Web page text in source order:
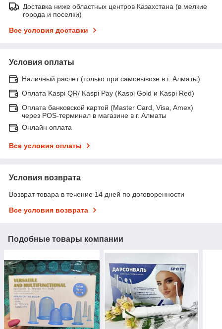
Доставка ниже областных центров Казахстана (в мелкие
города и поселки)
Все условия доставки
Условия оплаты
Наличный расчет (только при самовывозе в г. Алматы)
Оплата Kaspi QR/ Kaspi Pay (Kaspi Gold и Kaspi Red)
Оплата банковской картой (Master Card, Visa, Amex)
через POS-терминал в магазине в г. Алматы
Онлайн оплата
Все условия оплаты
Условия возврата
Возврат товара в течение 14 дней по договоренности
Все условия возврата
Подобные товары компании